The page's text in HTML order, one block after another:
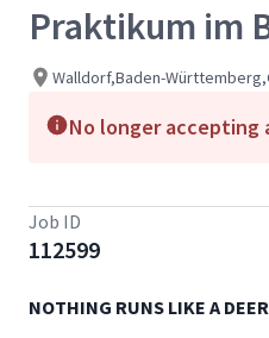
Praktikum im
Walldorf,Baden-
No longer accepting
Job ID
112599
NOTHING RUNS LIKE A